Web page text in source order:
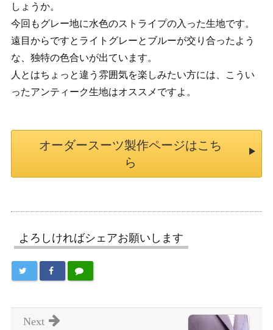
しょうか。
今回もグレー地に水色のストライプの入った生地です。
遠目からですとライトグレーとブルーが交り合ったよう
な、独特の色合いが出ています。
人とはちょっと違う雰囲気を楽しみたい方には、こうい
ったアンティーク生地はオススメですよ。
オーダースーツ製作ページはこち
ら
よろしければシェアお願いします
Next